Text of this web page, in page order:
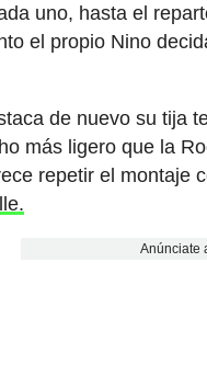
uno, hasta el
el propio Nino
de nuevo su tija
más ligero que la
repetir el montaje
Anúnciate